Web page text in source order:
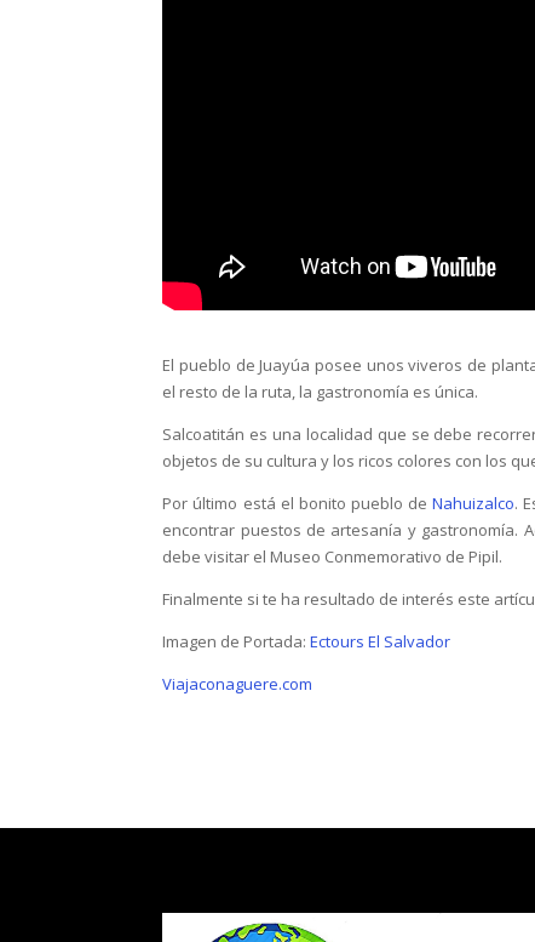
El pueblo de Juayúa posee unos viveros de
el resto de la ruta, la gastronomía es única.
Salcoatitán es una localidad que se debe
objetos de su cultura y los ricos colores con los
Por último está el bonito pueblo de Nahuizalco.
encontrar puestos de artesanía y gastronomía.
debe visitar el Museo Conmemorativo de Pipil.
Finalmente si te ha resultado de interés este
Imagen de Portada:Ectours El Salvador
Viajaconaguere.com